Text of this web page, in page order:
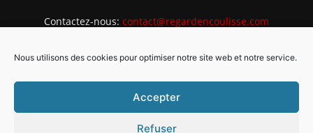
Nous utilisons des cookies pour optimiser notre site web et notre service.
Accepter
Refuser
Contactez-nous: contact@regardencoulisse.com